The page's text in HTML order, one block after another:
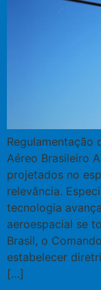
Regulamentação
Aéreo Brasileiro
projetados no
relevância.
tecnologia
aeroespacial se
Brasil, o
estabelecer
[…]